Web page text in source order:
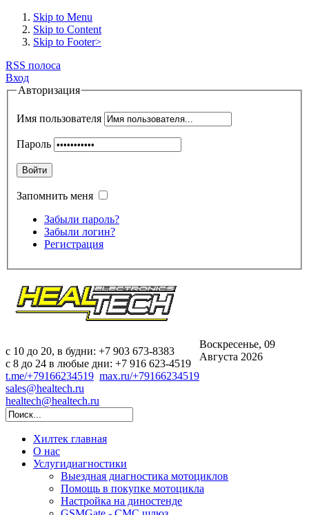
Skip to Menu
Skip to Content
Skip to Footer>
RSS полоса
Вход
Авторизация
Имя пользователя
Пароль
Войти
Запомнить меня
Забыли пароль?
Забыли логин?
Регистрация
c 10 до 20, в будни: +7 903 673-8383
с 8 до 24 в любые дни: +7 916 623-4519
t.me/+79166234519 max.ru/+79166234519
sales@healtech.ru
healtech@healtech.ru
Воскресенье, 09
Августа 2026
Хилтек главная
О нас
Услугидиагностики
Выездная диагностика мотоциклов
Помощь в покупке мотоцикла
Настройка на диностенде